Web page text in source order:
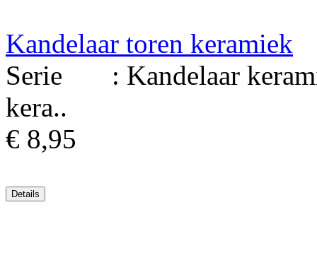
Kandelaar toren keramiek
Serie : Kandelaar
kera..
€ 8,95